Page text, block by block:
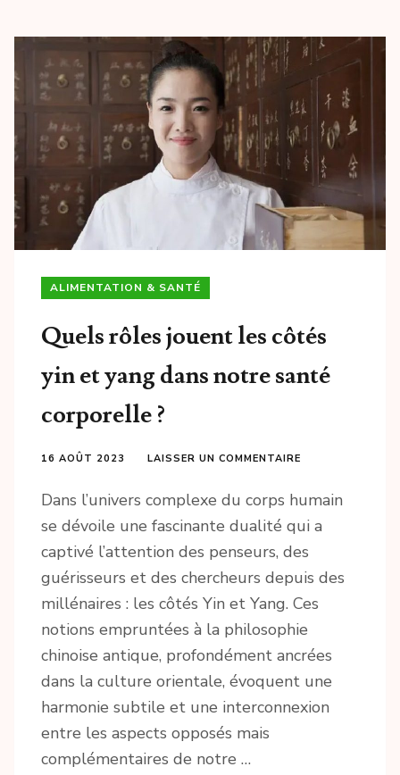
ALIMENTATION & SANTÉ
Quels rôles jouent les côtés
yin et yang dans notre santé
corporelle ?
16 AOÛT 2023 LAISSER UN COMMENTAIRE
Dans l’univers complexe du corps humain
se dévoile une fascinante dualité qui a
captivé l’attention des penseurs, des
guérisseurs et des chercheurs depuis des
millénaires : les côtés Yin et Yang. Ces
notions empruntées à la philosophie
chinoise antique, profondément ancrées
dans la culture orientale, évoquent une
harmonie subtile et une interconnexion
entre les aspects opposés mais
complémentaires de notre …